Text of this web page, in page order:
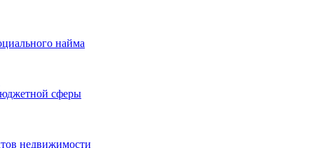
найма
сферы
недвижимости